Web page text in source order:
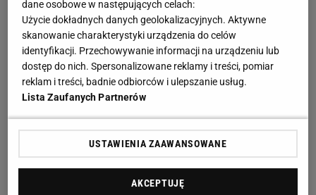
dane osobowe w następujących celach:
Użycie dokładnych danych geolokalizacyjnych. Aktywne
skanowanie charakterystyki urządzenia do celów
identyfikacji. Przechowywanie informacji na urządzeniu lub
dostęp do nich. Spersonalizowane reklamy i treści, pomiar
reklam i treści, badnie odbiorców i ulepszanie usług.
Lista Zaufanych Partnerów
USTAWIENIA ZAAWANSOWANE
AKCEPTUJĘ